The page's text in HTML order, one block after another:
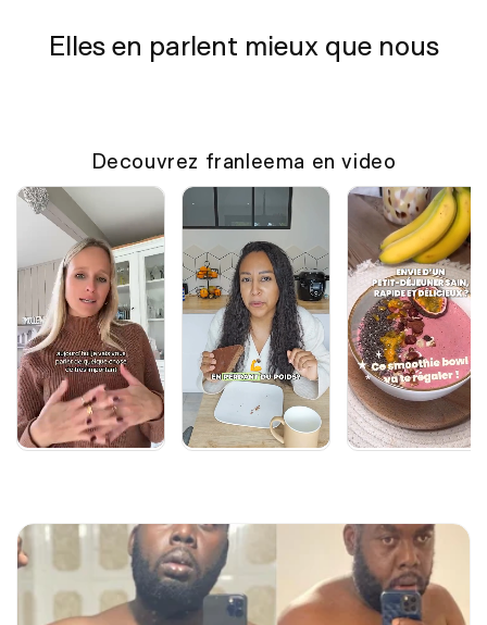
Elles en parlent mieux que nous
Decouvrez franleema en video